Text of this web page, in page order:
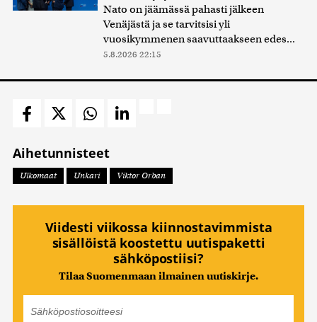
Nato on jäämässä pahasti jälkeen
Venäjästä ja se tarvitsisi yli
vuosikymmenen saavuttaakseen edes...
5.8.2026 22:15
Aihetunnisteet
Ulkomaat Unkari Viktor Orban
Viidesti viikossa kiinnostavimmista
sisällöistä koostettu uutispaketti
sähköpostiisi?
Tilaa Suomenmaan ilmainen uutiskirje.